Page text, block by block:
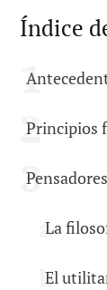
Índice
Principios
La
El